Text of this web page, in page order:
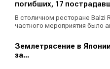
погибших, 17
В столичном ресторане Balzi
частного мероприятия было
Землетрясение в
за...